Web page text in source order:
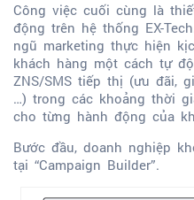
Công việc cuối cùng là
động trên hệ thống EX-
ngũ marketing thực hiện
khách hàng một cách tự
ZNS/SMS tiếp thị (ưu đãi,
…) trong các khoảng thời
cho từng hành động của
Bước đầu, doanh nghiệp
tại “Campaign Builder”.